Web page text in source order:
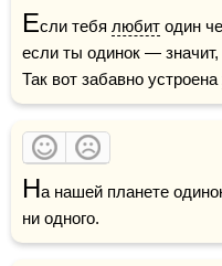
Если тебя любит один
если ты одинок —
Так вот забавно устроена
На нашей планете
ни одного.